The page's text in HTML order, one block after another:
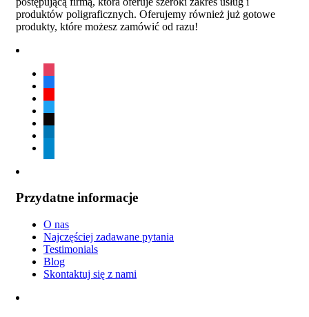
produktów poligraficznych. Oferujemy również już gotowe
produkty, które możesz zamówić od razu!
Przydatne informacje
O nas
Najczęściej zadawane pytania
Testimonials
Blog
Skontaktuj się z nami